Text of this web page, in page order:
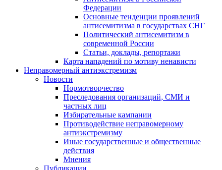
Федерации
Основные тенденции проявлений
антисемитизма в государствах СНГ
Политический антисемитизм в
современной России
Статьи, доклады, репортажи
Карта нападений по мотиву ненависти
Неправомерный антиэкстремизм
Новости
Нормотворчество
Преследования организаций, СМИ и
частных лиц
Избирательные кампании
Противодействие неправомерному
антиэкстремизму
Иные государственные и общественные
действия
Мнения
Публикации